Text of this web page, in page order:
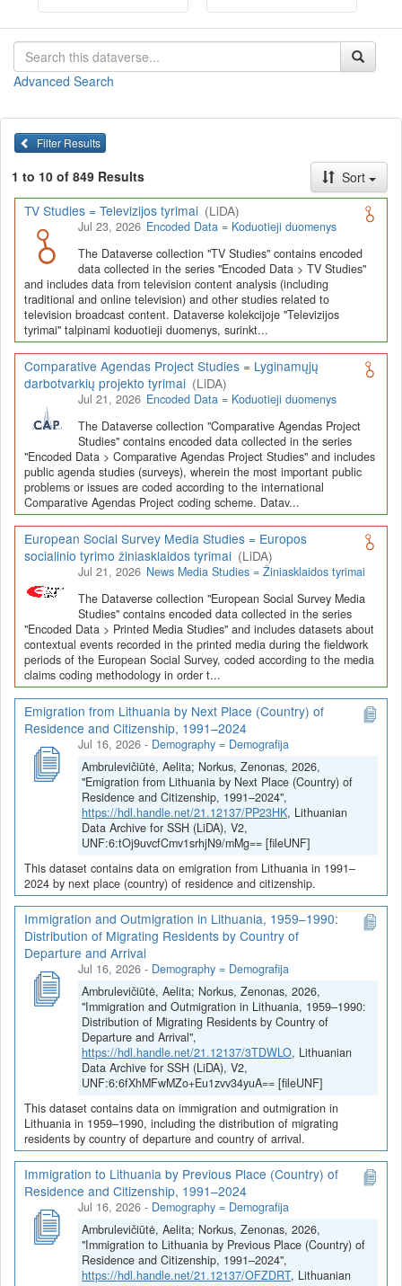
Depositors interested in deposit of their data into the LiDA
Lietuvos humanitarinių ir socialinių mokslų duomenų
infrastruktūra, suteikianti prieigą prie daugiau nei 600 duomenų ir
tyrimų išteklių. Visi duomenų ir tyrimų ištekliai yra dokumentuoti
lietuvių ir anglų kalbomis pagal tarptautinius standartus. LiDA
įsikūręsKauno technologijos universiteto Duomenų analizės
ir archyvavimo (DAtA) centre( data.ktu.edu
Prieigai prie išteklių naudojama ši
visi ištekliai prieinami, nes 2020-2029 m. vykdomas perkėlimo iš
senosios infrastruktūros projektas). LiDA kuruoja įvairių tipų
išteklius ir jie publikuojami atskiruose kataloguose pagal tipą:
Apklausų duomenys ,Interviu duomenys,Agreguotieji duomenys
(įskaitant Istorinę statistiką),Tekstiniai duomenys
duomenys(įskaitant Žiniasklaidos tyrimus). Taip pat LiDA
talpinami didelių nacionalinių projektų duomenys (Didelių projektų
duomenys) ir Lietuvos aukštojo mokslo ir studijų bei Lietuvos
valstybės institucijų deponuoti socialinių ir humanitarinių mokslų
duomenų rinkiniai (Kitų institucijų duomenys). Norintiemsišmokti
šia talpykla, surasti ir parsisiųsti duomenis, siūlome
susipažinti suLiDA Dataverse talpyklos naudotojo vadovu.
Depozitoriai, kurie norėtų deponuoti savo duomenis į LiDA
Dataverse talpyklą, turėtų susipažinti su informacija
puslapyje.
Advanced Search
Filter Results
1 to 10 of 849 Results
Sort
TV Studies = Televizijos tyrimai (LiDA)
Jul 23, 2026 Encoded Data = Koduotieji duomenys
The Dataverse collection "TV Studies" contains encoded
data collected in the series "Encoded Data > TV Studies"
and includes data from television content analysis (including
traditional and online television) and other studies related to
television broadcast content. Dataverse kolekcijoje "Televizijos
tyrimai" talpinami koduotieji duomenys, surinkt...
Comparative Agendas Project Studies = Lyginamųjų
darbotvarkių projekto tyrimai (LiDA)
Jul 21, 2026 Encoded Data = Koduotieji duomenys
The Dataverse collection "Comparative Agendas Project
Studies" contains encoded data collected in the series
"Encoded Data > Comparative Agendas Project Studies" and includes
public agenda studies (surveys), wherein the most important public
problems or issues are coded according to the international
Comparative Agendas Project coding scheme. Datav...
European Social Survey Media Studies = Europos
socialinio tyrimo žiniasklaidos tyrimai (LiDA)
Jul 21, 2026 News Media Studies = Žiniasklaidos tyrimai
The Dataverse collection "European Social Survey Media
Studies" contains encoded data collected in the series
"Encoded Data > Printed Media Studies" and includes datasets about
contextual events recorded in the printed media during the fieldwork
periods of the European Social Survey, coded according to the media
claims coding methodology in order t...
Emigration from Lithuania by Next Place (Country) of
Residence and Citizenship, 1991–2024
Jul 16, 2026 - Demography = Demografija
Ambrulevičiūtė, Aelita; Norkus, Zenonas, 2026,
"Emigration from Lithuania by Next Place (Country) of
Residence and Citizenship, 1991–2024",
https://hdl.handle.net/21.12137/PP23HK, Lithuanian
Data Archive for SSH (LiDA), V2,
UNF:6:tOj9uvcfCmv1srhjN9/mMg== [fileUNF]
This dataset contains data on emigration from Lithuania in 1991–
2024 by next place (country) of residence and citizenship.
Immigration and Outmigration in Lithuania, 1959–1990:
Distribution of Migrating Residents by Country of
Departure and Arrival
Jul 16, 2026 - Demography = Demografija
Ambrulevičiūtė, Aelita; Norkus, Zenonas, 2026,
"Immigration and Outmigration in Lithuania, 1959–1990:
Distribution of Migrating Residents by Country of
Departure and Arrival",
https://hdl.handle.net/21.12137/3TDWLO, Lithuanian
Data Archive for SSH (LiDA), V2,
UNF:6:6fXhMFwMZo+Eu1zvv34yuA== [fileUNF]
This dataset contains data on immigration and outmigration in
Lithuania in 1959–1990, including the distribution of migrating
residents by country of departure and country of arrival.
Immigration to Lithuania by Previous Place (Country) of
Residence and Citizenship, 1991–2024
Jul 16, 2026 - Demography = Demografija
Ambrulevičiūtė, Aelita; Norkus, Zenonas, 2026,
"Immigration to Lithuania by Previous Place (Country) of
Residence and Citizenship, 1991–2024",
https://hdl.handle.net/21.12137/OFZDRT, Lithuanian